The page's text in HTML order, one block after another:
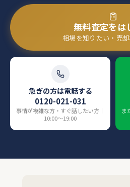
無料査定をは
相場を知りたい・売
急ぎの方は電話する
0120-021-031
事情が複雑な方・すぐ話したい方｜
10:00〜19:00
ま